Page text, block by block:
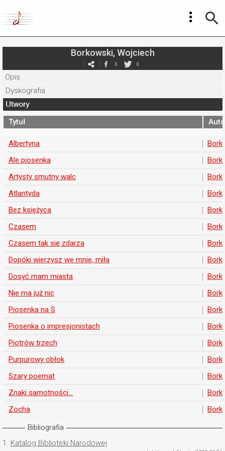
Borkowski, Wojciech
0 0
Opis
Dyskografia
Utwory
Tytuł
Albertyna
Ale piosenka
Artysty smutny walc
Atlantyda
Bez księżyca
Czasem
Czasem tak się zdarza
Dopóki wierzysz we mnie, miła
Dosyć mam miasta
Nie ma już nic
Piosenka na S
Piosenka o impresjonistach
Piotrów trzech
Purpurowy obłok
Szary poemat
Znaki samotności...
Zocha
Bibliografia
1. Katalog Biblioteki Narodowej